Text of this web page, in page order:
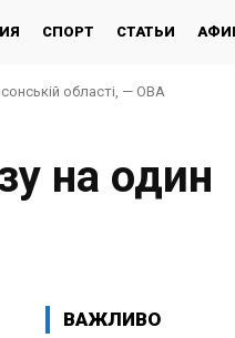
СПОРТ СТАТЬИ
області, — ОВА
на один
ВАЖЛИВО